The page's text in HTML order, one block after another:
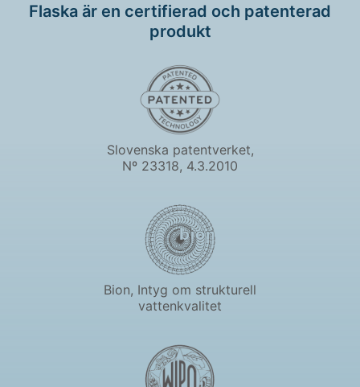
Flaska är en certifierad och patenterad
produkt
Slovenska patentverket,
Nº 23318, 4.3.2010
Bion, Intyg om strukturell
vattenkvalitet